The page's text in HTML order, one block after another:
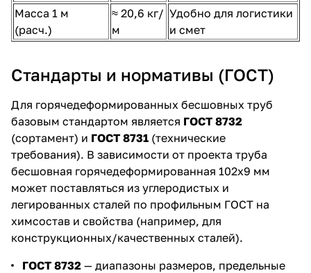
Масса 1 м
(расч.)
≈ 20,6 кг/
м
Удобно для логистики
и смет
Стандарты и нормативы (ГОСТ)
Для горячедеформированных бесшовных труб
базовым стандартом является ГОСТ 8732
(сортамент) и ГОСТ 8731 (технические
требования). В зависимости от проекта труба
бесшовная горячедеформированная 102х9 мм
может поставляться из углеродистых и
легированных сталей по профильным ГОСТ на
химсостав и свойства (например, для
конструкционных/качественных сталей).
ГОСТ 8732 — диапазоны размеров, предельные